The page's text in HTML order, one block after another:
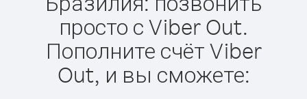
просто с Viber Out.
Пополните счёт Viber
Out, и вы сможете: